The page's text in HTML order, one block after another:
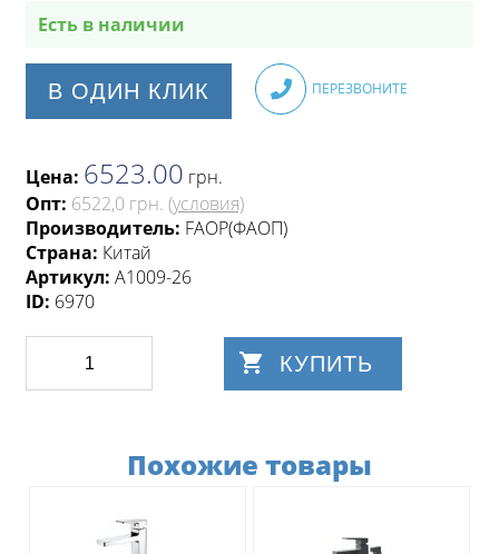
Есть в наличии
В ОДИН КЛИК ПЕРЕЗВОНИТЕ
Цена: 6523.00 грн.
Опт: 6522,0 грн. (условия)
Производитель: FAОP(ФАОП)
Страна: Китай
Артикул: A1009-26
ID: 6970
КУПИТЬ
Похожие товары